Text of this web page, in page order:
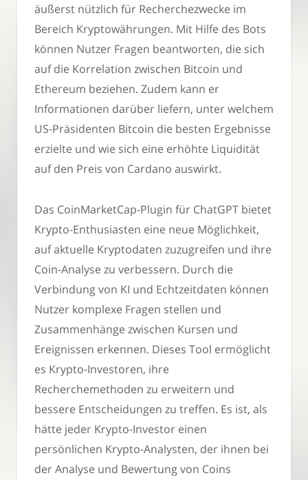
äußerst nützlich für Recherchezwecke im
Bereich Kryptowährungen. Mit Hilfe des Bots
können Nutzer Fragen beantworten, die sich
auf die Korrelation zwischen Bitcoin und
Ethereum beziehen. Zudem kann er
Informationen darüber liefern, unter welchem
US-Präsidenten Bitcoin die besten Ergebnisse
erzielte und wie sich eine erhöhte Liquidität
auf den Preis von Cardano auswirkt.
Das CoinMarketCap-Plugin für ChatGPT bietet
Krypto-Enthusiasten eine neue Möglichkeit,
auf aktuelle Kryptodaten zuzugreifen und ihre
Coin-Analyse zu verbessern. Durch die
Verbindung von KI und Echtzeitdaten können
Nutzer komplexe Fragen stellen und
Zusammenhänge zwischen Kursen und
Ereignissen erkennen. Dieses Tool ermöglicht
es Krypto-Investoren, ihre
Recherchemethoden zu erweitern und
bessere Entscheidungen zu treffen. Es ist, als
hätte jeder Krypto-Investor einen
persönlichen Krypto-Analysten, der ihnen bei
der Analyse und Bewertung von Coins